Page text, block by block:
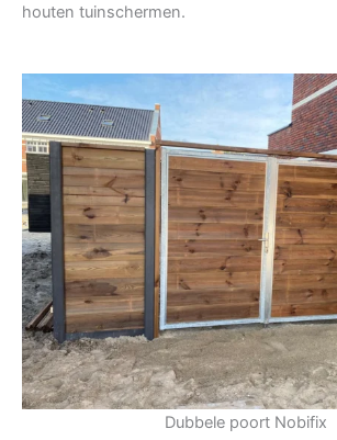
houten tuinschermen.
Dubbele poort Nobifix